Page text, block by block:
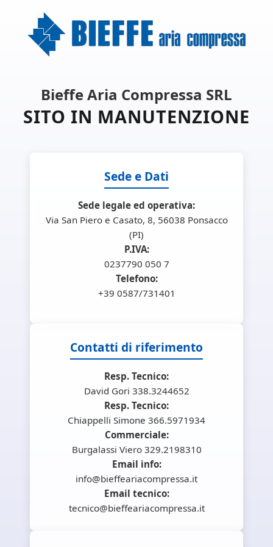
Bieffe Aria Compressa SRL
SITO IN MANUTENZIONE
Sede e Dati
Sede legale ed operativa:
Via San Piero e Casato, 8, 56038 Ponsacco
(PI)
P.IVA:
0237790 050 7
Telefono:
+39 0587/731401
Contatti di riferimento
Resp. Tecnico:
David Gori 338.3244652
Resp. Tecnico:
Chiappelli Simone 366.5971934
Commerciale:
Burgalassi Viero 329.2198310
Email info:
info@bieffeariacompressa.it
Email tecnico:
tecnico@bieffeariacompressa.it